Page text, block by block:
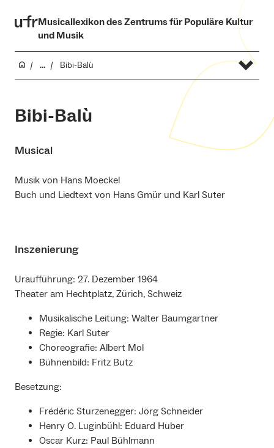
Musicallexikon des Zentrums für Populäre Kultur
und Musik
... Bibi-Balù
Bibi-Balù
Musical
Musik von Hans Moeckel
Buch und Liedtext von Hans Gmür und Karl Suter
Inszenierung
Uraufführung: 27. Dezember 1964
Theater am Hechtplatz, Zürich, Schweiz
Musikalische Leitung: Walter Baumgartner
Regie: Karl Suter
Choreografie: Albert Mol
Bühnenbild: Fritz Butz
Besetzung:
Frédéric Sturzenegger: Jörg Schneider
Henry O. Luginbühl: Eduard Huber
Oscar Kurz: Paul Bühlmann